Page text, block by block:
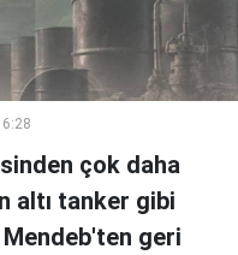
çok daha
altı tanker gibi
Mendeb'ten geri